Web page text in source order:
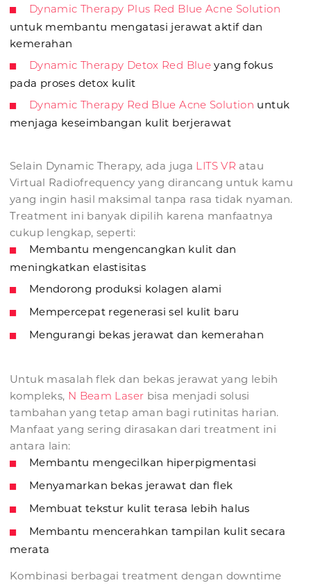
Dynamic Therapy Plus Red Blue Acne Solution
untuk membantu mengatasi jerawat aktif dan
kemerahan
Dynamic Therapy Detox Red Blue yang fokus
pada proses detox kulit
Dynamic Therapy Red Blue Acne Solution untuk
menjaga keseimbangan kulit berjerawat
Selain Dynamic Therapy, ada juga LITS VR atau
Virtual Radiofrequency yang dirancang untuk kamu
yang ingin hasil maksimal tanpa rasa tidak nyaman.
Treatment ini banyak dipilih karena manfaatnya
cukup lengkap, seperti:
Membantu mengencangkan kulit dan
meningkatkan elastisitas
Mendorong produksi kolagen alami
Mempercepat regenerasi sel kulit baru
Mengurangi bekas jerawat dan kemerahan
Untuk masalah flek dan bekas jerawat yang lebih
kompleks, N Beam Laser bisa menjadi solusi
tambahan yang tetap aman bagi rutinitas harian.
Manfaat yang sering dirasakan dari treatment ini
antara lain:
Membantu mengecilkan hiperpigmentasi
Menyamarkan bekas jerawat dan flek
Membuat tekstur kulit terasa lebih halus
Membantu mencerahkan tampilan kulit secara
merata
Kombinasi berbagai treatment dengan downtime